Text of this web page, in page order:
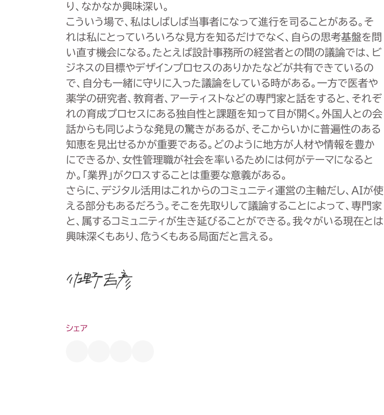
り、なかなか興味深い。
こういう場で、私はしばしば当事者になって進行を司ることがある。そ
れは私にとっていろいろな見方を知るだけでなく、自らの思考基盤を問
い直す機会になる。たとえば設計事務所の経営者との間の議論では、ビ
ジネスの目標やデザインプロセスのありかたなどが共有できているの
で、自分も一緒に守りに入った議論をしている時がある。一方で医者や
薬学の研究者、教育者、アーティストなどの専門家と話をすると、それぞ
れの育成プロセスにある独自性と課題を知って目が開く。外国人との会
話からも同じような発見の驚きがあるが、そこからいかに普遍性のある
知恵を見出せるかが重要である。どのように地方が人材や情報を豊か
にできるか、女性管理職が社会を率いるためには何がテーマになると
か。「業界」がクロスすることは重要な意義がある。
さらに、デジタル活用はこれからのコミュニティ運営の主軸だし、AIが使
える部分もあるだろう。そこを先取りして議論することによって、専門家
と、属するコミュニティが生き延びることができる。我々がいる現在とは
興味深くもあり、危うくもある局面だと言える。
シェア